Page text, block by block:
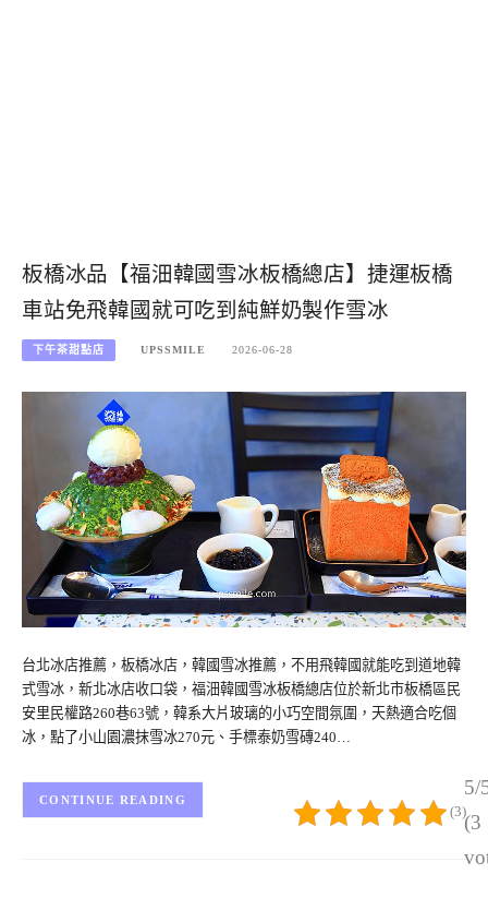
板橋冰品【福沺韓國雪冰板橋總店】捷運板橋
車站免飛韓國就可吃到純鮮奶製作雪冰
下午茶甜點店 UPSSMILE 2026-06-28
台北冰店推薦，板橋冰店，韓國雪冰推薦，不用飛韓國就能吃到道地韓
式雪冰，新北冰店收口袋，福沺韓國雪冰板橋總店位於新北市板橋區民
安里民權路260巷63號，韓系大片玻璃的小巧空間氛圍，天熱適合吃個
冰，點了小山園濃抹雪冰270元、手標泰奶雪磚240…
5/
(3
(3)
CONTINUE READING